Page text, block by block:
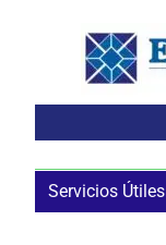
Servicios Útiles